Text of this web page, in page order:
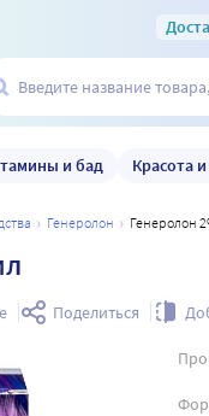
и бад Красота
генеролон Генеролон
Поделиться